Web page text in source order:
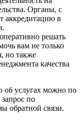
Органы, с
аккредитацию в
решать
вам не только
но также
качества
услугах можно по
запрос по
обратной связи.